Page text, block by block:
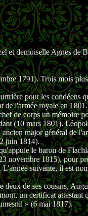
et demoiselle Agnes de
1791). Trois mois
pour les condéens
de l'armée royale en 1801.
de corps un mémoire
(10 mars 1801).
major général de
juin 1814).
le baron de
novembre 1815), pour
suivante, il est
de ses cousins,
un certificat attestant
» (6 mai 1817).